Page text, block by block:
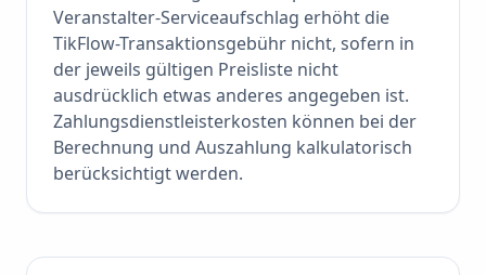
Veranstalter-Serviceaufschlag erhöht die
TikFlow-Transaktionsgebühr nicht, sofern in
der jeweils gültigen Preisliste nicht
ausdrücklich etwas anderes angegeben ist.
Zahlungsdienstleisterkosten können bei der
Berechnung und Auszahlung kalkulatorisch
berücksichtigt werden.